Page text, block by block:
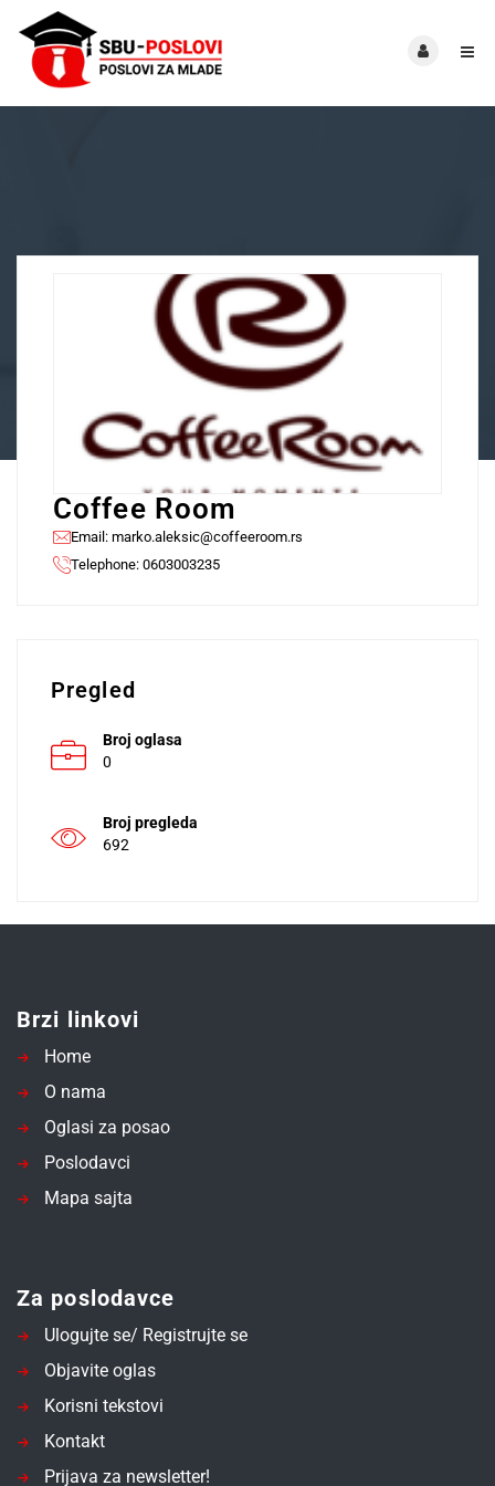
Coffee Room
Email: marko.aleksic@coffeeroom.rs
Telephone: 0603003235
Pregled
Broj oglasa
0
Broj pregleda
692
Brzi linkovi
Home
O nama
Oglasi za posao
Poslodavci
Mapa sajta
Za poslodavce
Ulogujte se/ Registrujte se
Objavite oglas
Korisni tekstovi
Kontakt
Prijava za newsletter!